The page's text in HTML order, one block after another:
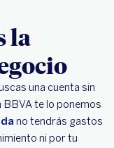
la
una cuenta sin
te lo ponemos
no tendrás gastos
ni por tu